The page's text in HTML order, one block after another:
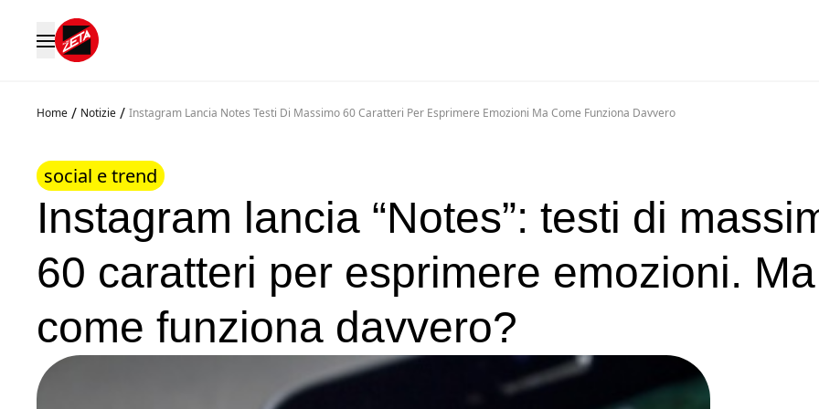
Home / Notizie / Instagram Lancia Notes Testi Di Massimo 60 Caratteri Per Esprimere Emozioni Ma Come Funziona Davvero
social e trend
Instagram lancia “Notes”: testi di
60 caratteri per esprimere emozioni. Ma
come funziona davvero?